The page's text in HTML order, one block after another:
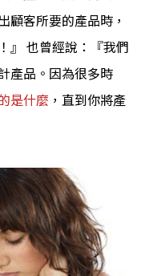
顧客所要的產品時，
』 也曾經說：『我們
產品。因為很多時
是什麼 ，直到你將產